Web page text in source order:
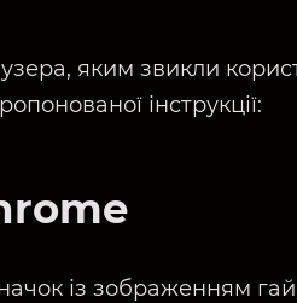
яким звикли
інструкції:
із зображенням